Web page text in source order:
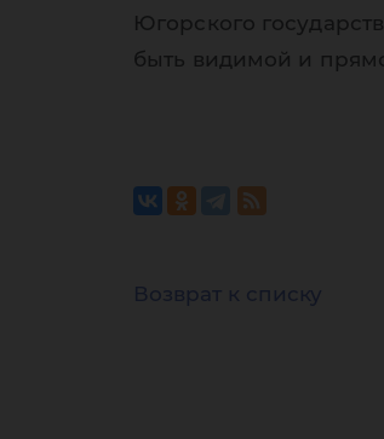
Югорского
быть видимой и
Возврат к списку